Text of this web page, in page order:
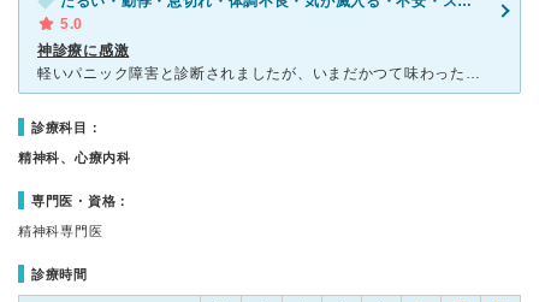
5.0
神診療に感激
軽いパニック障害と診断されましたが、いまだかつて味わったことの無い恐怖感に襲われ、まる2日間眠れずに苦しんでいました。 まず、ジッとしてることがでません。 寝ていても、座っていても、同じ姿
診療科目：
精神科、心療内科
専門医・資格：
精神科専門医
診療時間